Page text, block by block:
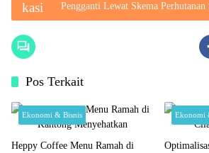
Pengganti Lewat Skema Perhutanan
Pos Terkait
Ekonomi & Bisnis
Heppy Coffee Menu Ramah di
Ekonomi